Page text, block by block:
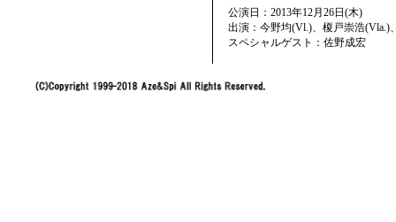
公演日：2013年12月26日(木)
出演：今野均(Vl.)、榎戸崇浩(Vla.)
スペシャルゲスト：佐野成宏